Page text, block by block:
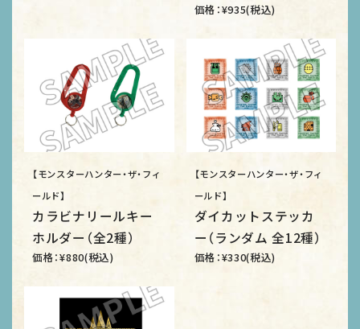
価格：¥935(税込)
【モンスターハンター・ザ・フィ
ールド】
カラビナリールキー
ホルダー（全2種）
価格：¥880(税込)
【モンスターハンター・ザ・フィ
ールド】
ダイカットステッカ
ー（ランダム 全12種）
価格：¥330(税込)